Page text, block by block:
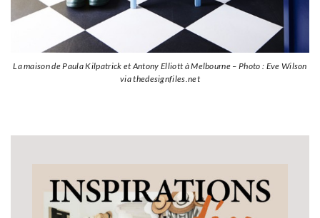
La maison de Paula Kilpatrick et Antony Elliott à Melbourne – Photo : Eve Wilson
via thedesignfiles.net